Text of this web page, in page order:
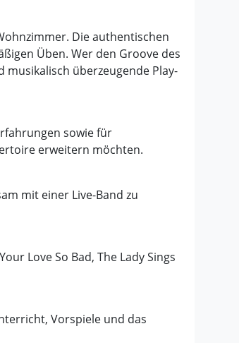
Die authentischen
Üben. Wer den Groove des
überzeugende Play-
sowie für
erweitern möchten.
mit einer Live-Band zu
Love So Bad, The Lady Sings
Vorspiele und das